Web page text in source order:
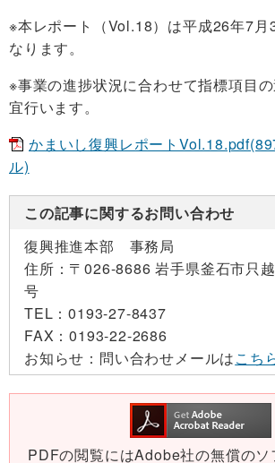
※本レポート（Vol.18）は平成26年7月
なります。
※事業の進捗状況に合わせて指標項目
宜行います。
かまいし復興レポート
ル)
この記事に関するお問い合わせ
復興推進本部 事務局
住所： 〒026-8686 岩手県釜石市只
号
TEL：0193-27-8437
FAX：0193-22-2686
お知らせ： 問い合わせメールはこち
PDFの閲覧にはAdobe社の無償のソ